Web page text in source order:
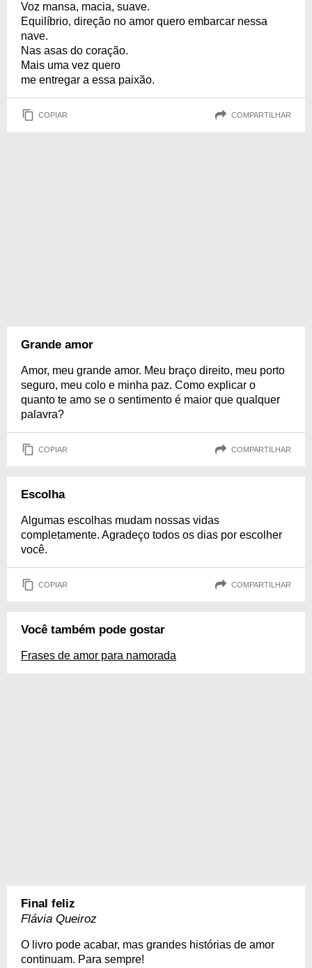
Voz mansa, macia, suave.
Equilíbrio, direção no amor quero embarcar nessa
nave.
Nas asas do coração.
Mais uma vez quero
me entregar a essa paixão.
COPIAR COMPARTILHAR
Grande amor
Amor, meu grande amor. Meu braço direito, meu porto
seguro, meu colo e minha paz. Como explicar o
quanto te amo se o sentimento é maior que qualquer
palavra?
COPIAR COMPARTILHAR
Escolha
Algumas escolhas mudam nossas vidas
completamente. Agradeço todos os dias por escolher
você.
COPIAR COMPARTILHAR
Você também pode gostar
Frases de amor para namorada
Final feliz
Flávia Queiroz
O livro pode acabar, mas grandes histórias de amor
continuam. Para sempre!